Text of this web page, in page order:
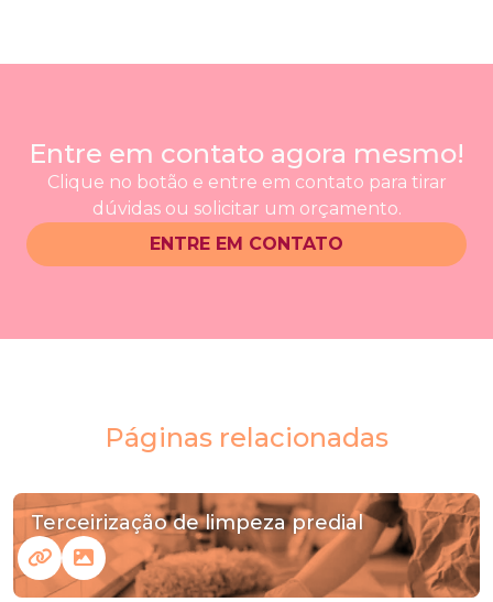
Entre em contato agora mesmo!
Clique no botão e entre em contato para tirar
dúvidas ou solicitar um orçamento.
ENTRE EM CONTATO
Páginas relacionadas
Terceirização de limpeza predial